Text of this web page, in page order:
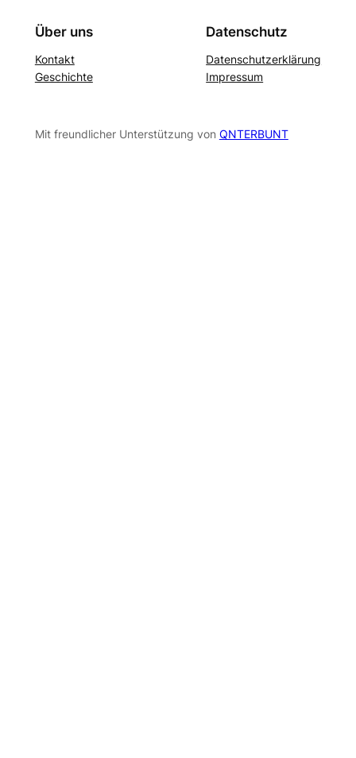
Über uns
Kontakt
Geschichte
Datenschutz
Datenschutzerklärung
Impressum
Mit freundlicher Unterstützung von QNTERBUNT